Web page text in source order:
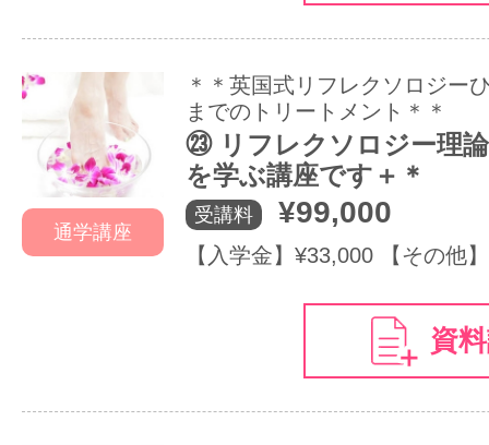
通学講座
＊＊英国式リフレクソロジー
までのトリートメント＊＊
㉓ リフレクソロジー理
を学ぶ講座です＋＊
受講料 ¥99,000
【入学金】¥33,000 【その他
資